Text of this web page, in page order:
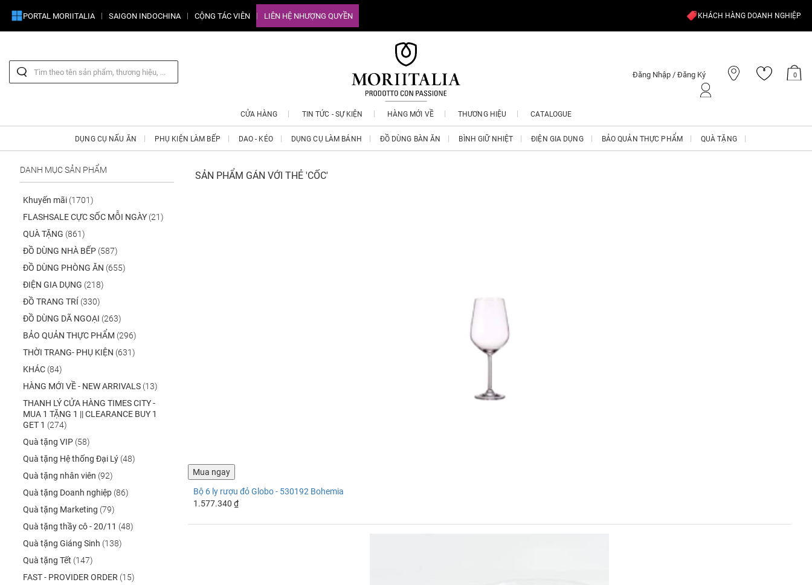
PORTAL MORIITALIA SAIGON INDOCHINA CỘNG TÁC VIÊN LIÊN HỆ NHƯỢNG QUYỀN KHÁCH HÀNG DOANH NGHIỆP
Đăng Nhập / Đăng Ký 0
CỬA HÀNG TIN TỨC - SỰ KIỆN HÀNG MỚI VỀ THƯƠNG HIỆU CATALOGUE
DỤNG CỤ NẤU ĂN PHỤ KIỆN LÀM BẾP DAO - KÉO DỤNG CỤ LÀM BÁNH ĐỒ DÙNG BÀN ĂN BÌNH GIỮ NHIỆT ĐIỆN GIA DỤNG BẢO QUẢN THỰC PHẨM QUÀ TẶNG
DANH MỤC SẢN PHẨM
Khuyến mãi (1701)
FLASHSALE CỰC SỐC MỖI NGÀY (21)
QUÀ TẶNG (861)
ĐỒ DÙNG NHÀ BẾP (587)
ĐỒ DÙNG PHÒNG ĂN (655)
ĐIỆN GIA DỤNG (218)
ĐỒ TRANG TRÍ (330)
ĐỒ DÙNG DÃ NGOẠI (263)
BẢO QUẢN THỰC PHẨM (296)
THỜI TRANG- PHỤ KIỆN (631)
KHÁC (84)
HÀNG MỚI VỀ - NEW ARRIVALS (13)
THANH LÝ CỬA HÀNG TIMES CITY -
MUA 1 TẶNG 1 || CLEARANCE BUY 1
GET 1 (274)
Quà tặng VIP (58)
Quà tặng Hệ thống Đại Lý (48)
Quà tặng nhân viên (92)
Quà tặng Doanh nghiệp (86)
Quà tặng Marketing (79)
Quà tặng thầy cô - 20/11 (48)
Quà tặng Giáng Sinh (138)
Quà tặng Tết (147)
FAST - PROVIDER ORDER (15)
SẢN PHẨM GÁN VỚI THẺ 'CỐC'
Bộ 6 ly rượu đỏ Globo - 530192 Bohemia
1.577.340 ₫